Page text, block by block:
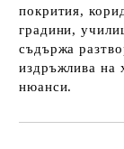
покрития,
градини,
съдържа
издръжлива на
нюанси.